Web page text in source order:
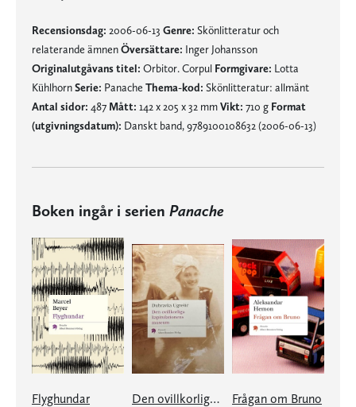
Recensionsdag: 2006-06-13 Genre: Skönlitteratur och
relaterande ämnenÖversättare: Inger Johansson
Originalutgåvans titel: Orbitor. Corpul Formgivare: Lotta
KühlhornSerie: Panache Thema-kod: Skönlitteratur: allmänt
Antal sidor: 487 Mått: 142 x 205 x 32 mmVikt: 710 g Format
(utgivningsdatum): Danskt band, 9789100108632 (2006-06-13)
Boken ingår i serien Panache
Flyghundar Den ovillkorliga kapitulationens museum Frågan om Bruno